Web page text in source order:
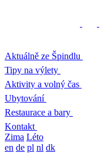
Aktuálně ze Špindlu
Tipy na výlety
Aktivity a volný čas
Ubytování
Restaurace a bary
Kontakt
Zima Léto
en de pl nl dk